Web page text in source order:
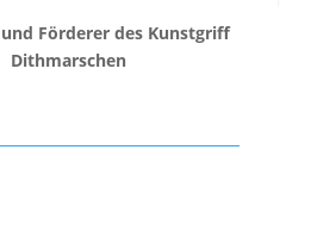
Förderer des Kunstgriff
Dithmarschen